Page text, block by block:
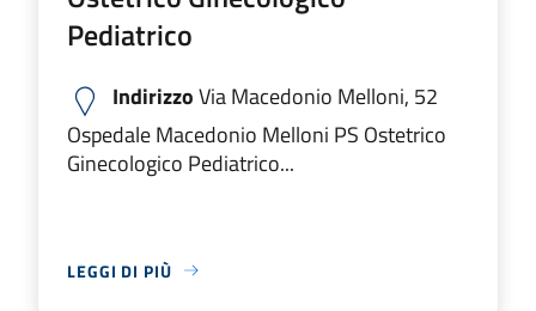
Pediatrico
IndirizzoVia Macedonio Melloni, 52
Ospedale Macedonio Melloni PS Ostetrico
Ginecologico Pediatrico...
LEGGI DI PIÙ